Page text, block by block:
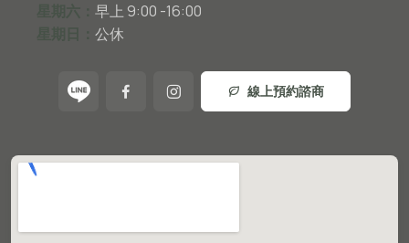
早上 9:00 -16:00
公休
線上預約諮商